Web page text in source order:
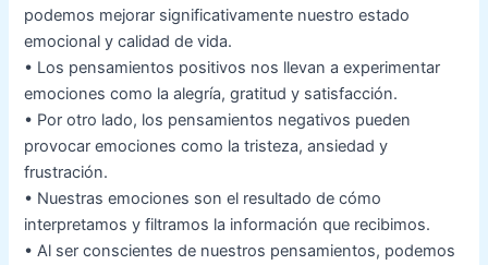
podemos mejorar significativamente nuestro estado
emocional y calidad de vida.
• Los pensamientos positivos nos llevan a experimentar
emociones como la alegría, gratitud y satisfacción.
• Por otro lado, los pensamientos negativos pueden
provocar emociones como la tristeza, ansiedad y
frustración.
• Nuestras emociones son el resultado de cómo
interpretamos y filtramos la información que recibimos.
• Al ser conscientes de nuestros pensamientos, podemos